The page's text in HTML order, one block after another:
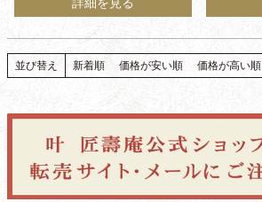
詳細を見る
並び替え 新着順 価格が安い順 価格が高い順